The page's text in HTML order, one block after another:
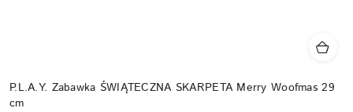
P.L.A.Y. Zabawka ŚWIĄTECZNA SKARPETA Merry Woofmas 29
cm